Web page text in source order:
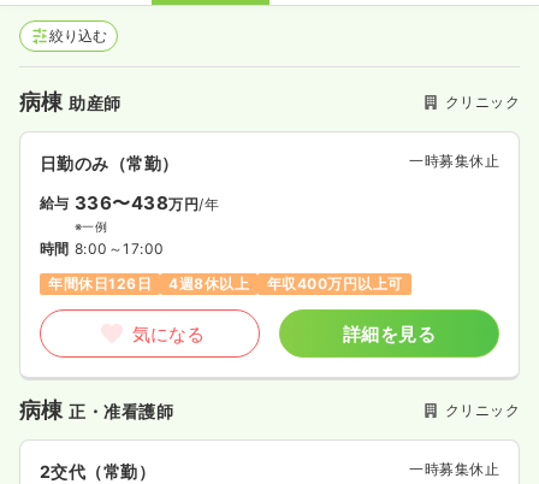
絞り込む
病棟 助産師 クリニック
日勤のみ（常勤） 一時募集休止
給与 336〜438万円/年
※一例
時間 8:00～17:00
年間休日126日
4週8休以上 年収400万円以上可
気になる 詳細を見る
病棟正・准看護師 クリニック
2交代（常勤） 一時募集休止